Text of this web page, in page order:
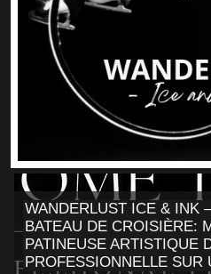
WANDERLUST ICE & INK
BATEAU DE CROISIÈRE:
PATINEUSE ARTISTIQUE
PROFESSIONNELLE SUR